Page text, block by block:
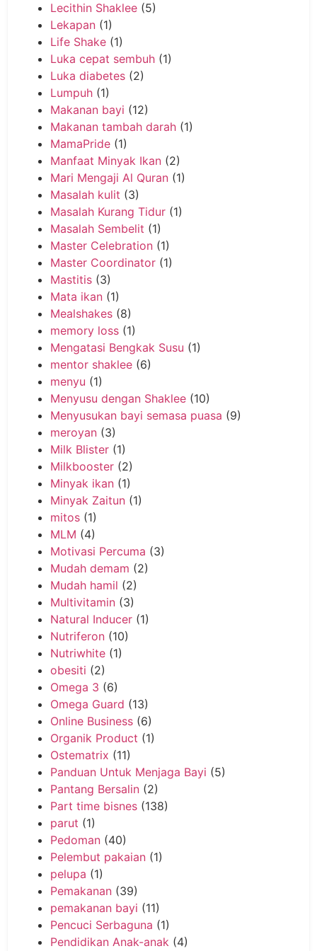
Lecithin Shaklee (5)
Lekapan (1)
Life Shake (1)
Luka cepat sembuh (1)
Luka diabetes (2)
Lumpuh (1)
Makanan bayi (12)
Makanan tambah darah (1)
MamaPride (1)
Manfaat Minyak Ikan (2)
Mari Mengaji Al Quran (1)
Masalah kulit (3)
Masalah Kurang Tidur (1)
Masalah Sembelit (1)
Master Celebration (1)
Master Coordinator (1)
Mastitis (3)
Mata ikan (1)
Mealshakes (8)
memory loss (1)
Mengatasi Bengkak Susu (1)
mentor shaklee (6)
menyu (1)
Menyusu dengan Shaklee (10)
Menyusukan bayi semasa puasa (9)
meroyan (3)
Milk Blister (1)
Milkbooster (2)
Minyak ikan (1)
Minyak Zaitun (1)
mitos (1)
MLM (4)
Motivasi Percuma (3)
Mudah demam (2)
Mudah hamil (2)
Multivitamin (3)
Natural Inducer (1)
Nutriferon (10)
Nutriwhite (1)
obesiti (2)
Omega 3 (6)
Omega Guard (13)
Online Business (6)
Organik Product (1)
Ostematrix (11)
Panduan Untuk Menjaga Bayi (5)
Pantang Bersalin (2)
Part time bisnes (138)
parut (1)
Pedoman (40)
Pelembut pakaian (1)
pelupa (1)
Pemakanan (39)
pemakanan bayi (11)
Pencuci Serbaguna (1)
Pendidikan Anak-anak (4)